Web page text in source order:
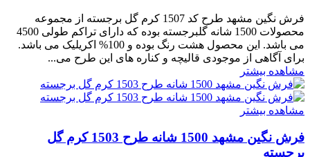
فرش نگین مشهد طرح کد 1507 کرم گل برجسته از مجموعه
محصولات 1500 شانه گلبرجسته بوده که دارای تراکم طولی 4500
می باشد. این محصول هشت رنگ بوده و 100% اکریلیک می باشد.
برای آگاهی از موجودی قالیچه و کناره های این طرح می...
مشاهده بیشتر
مشاهده بیشتر
فرش نگین مشهد 1500 شانه طرح 1503 کرم گل
برجسته